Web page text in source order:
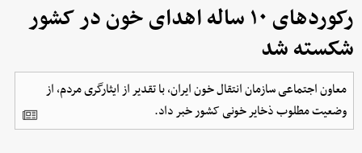
رکوردهای ۱۰ ساله اهدای خون در کشور
شکسته شد
معاون اجتماعی سازمان انتقال خون ایران، با تقدیر از ایثارگری مردم، از
وضعیت مطلوب ذخایر خونی کشور خبر داد.